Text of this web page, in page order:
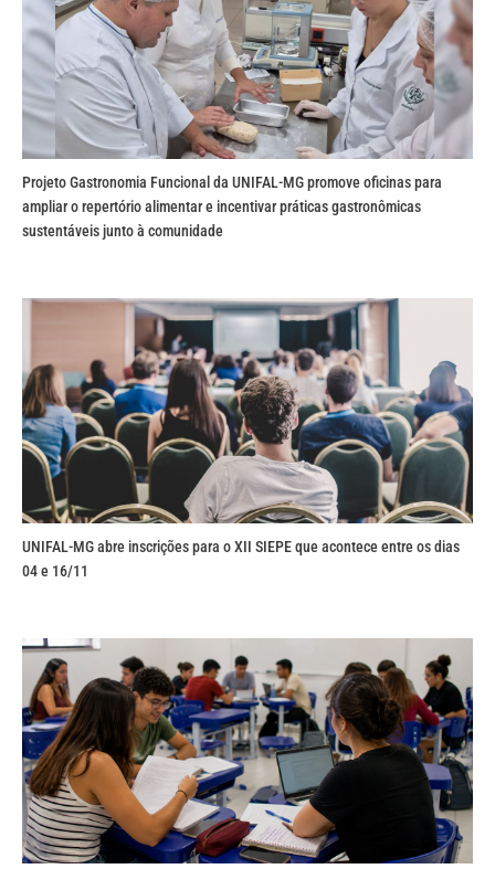
Projeto Gastronomia Funcional da UNIFAL-MG promove oficinas para
ampliar o repertório alimentar e incentivar práticas gastronômicas
sustentáveis junto à comunidade
UNIFAL-MG abre inscrições para o XII SIEPE que acontece entre os dias
04 e 16/11